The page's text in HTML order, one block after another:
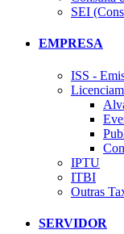
SEI
EMPRESA
ISS -
IPTU
ITBI
Outras
SERVIDOR